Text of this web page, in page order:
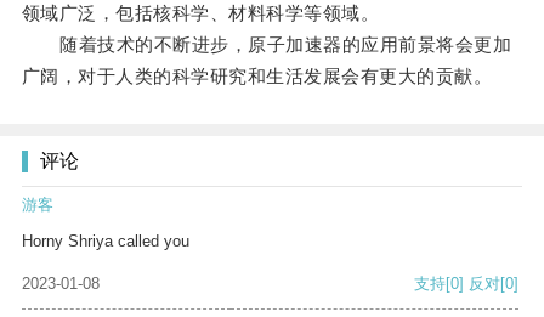
领域广泛，包括核科学、材料科学等领域。
随着技术的不断进步，原子加速器的应用前景将会更加
广阔，对于人类的科学研究和生活发展会有更大的贡献。
评论
游客
Horny Shriya called you
2023-01-08 支持[0] 反对[0]